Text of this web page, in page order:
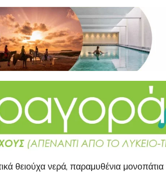
θειούχα νερά, παραμυθένια